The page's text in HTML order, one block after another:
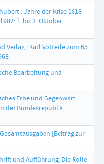
: Jahre der Krise 1818–
1. bis 3. Oktober
Verlag : Karl Vötterle zum 65.
Bearbeitung und
Erbe und Gegenwart.
der Bundesrepublik
[Beitrag zur
und Aufführung: Die Rolle